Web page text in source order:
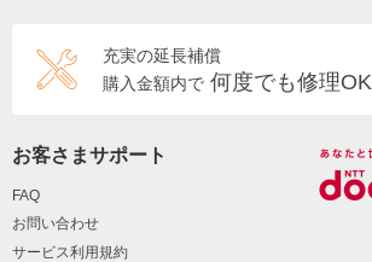
充実の延長補償
購入金額内で 何度でも修理OK
お客さまサポート
FAQ
お問い合わせ
サービス利用規約